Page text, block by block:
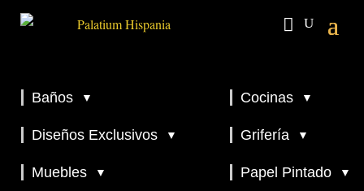
Baños ▼ Cocinas ▼
Diseños Exclusivos ▼ Grifería ▼
Muebles ▼ Papel Pintado ▼